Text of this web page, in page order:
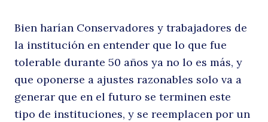
Bien harían Conservadores y trabajadores de
la institución en entender que lo que fue
tolerable durante 50 años ya no lo es más, y
que oponerse a ajustes razonables solo va a
generar que en el futuro se terminen este
tipo de instituciones, y se reemplacen por un